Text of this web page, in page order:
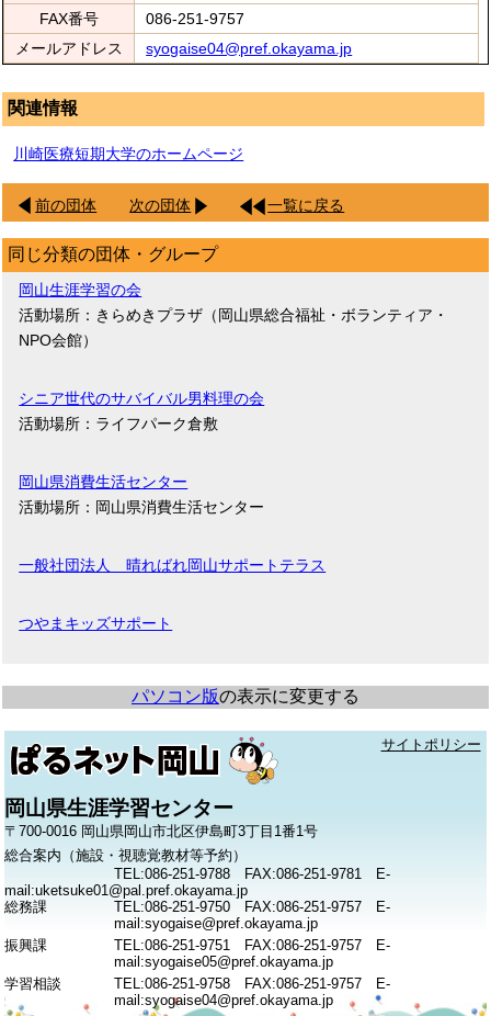
FAX番号
086-251-9757
メールアドレス
syogaise04@pref.okayama.jp
関連情報
川崎医療短期大学のホームページ
前の団体 次の団体 一覧に戻る
同じ分類の団体・グループ
岡山生涯学習の会
活動場所：きらめきプラザ（岡山県総合福祉・ボランティア・
NPO会館）
シニア世代のサバイバル男料理の会
活動場所：ライフパーク倉敷
岡山県消費生活センター
活動場所：岡山県消費生活センター
一般社団法人 晴ればれ岡山サポートテラス
つやまキッズサポート
パソコン版の表示に変更する
サイトポリシー
岡山県生涯学習センター
〒700-0016 岡山県岡山市北区伊島町3丁目1番1号
総合案内（施設・視聴覚教材等予約）
TEL:086-251-9788 FAX:086-251-9781 E-
mail:uketsuke01@pal.pref.okayama.jp
総務課
TEL:086-251-9750 FAX:086-251-9757 E-
mail:syogaise@pref.okayama.jp
振興課
TEL:086-251-9751 FAX:086-251-9757 E-
mail:syogaise05@pref.okayama.jp
学習相談
TEL:086-251-9758 FAX:086-251-9757 E-
mail:syogaise04@pref.okayama.jp